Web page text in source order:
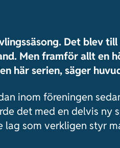
Det blev
Men framför allt en
här serien, säger
inom föreningen
det med en delvis ny
som verkligen styr